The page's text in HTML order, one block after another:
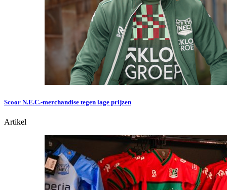
Scoor N.E.C.-merchandise tegen lage prijzen
Artikel